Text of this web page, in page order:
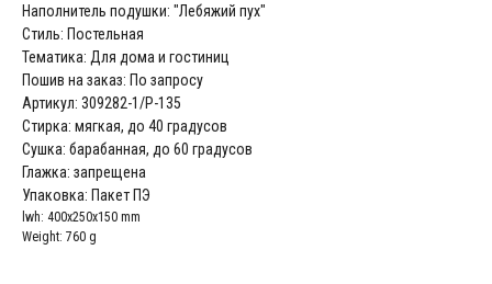
Наполнитель подушки: "Лебяжий пух"
Стиль: Постельная
Тематика: Для дома и гостиниц
Пошив на заказ: По запросу
Артикул: 309282-1/P-135
Стирка: мягкая, до 40 градусов
Сушка: барабанная, до 60 градусов
Глажка: запрещена
Упаковка: Пакет ПЭ
lwh: 400x250x150 mm
Weight: 760 g